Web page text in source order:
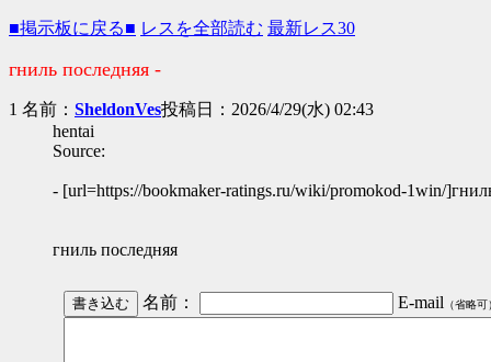
■掲示板に戻る■ レスを全部読む 最新レス30
гниль последняя -
1 名前： SheldonVes投稿日：2026/4/29(水) 02:43
hentai
Source:
- [url=https://bookmaker-ratings.ru/wiki/promokod-1win/
гниль последняя
名前： E-mail （省略可